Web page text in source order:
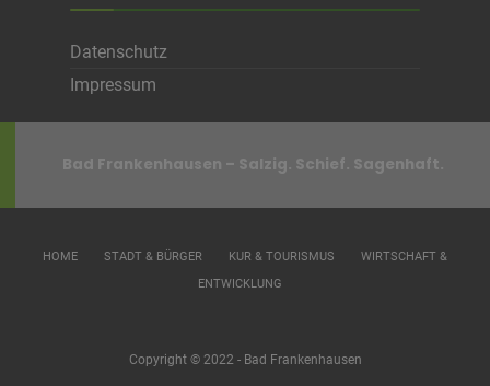
Datenschutz
Impressum
Bad Frankenhausen – Salzig. Schief. Sagenhaft.
HOME STADT & BÜRGER KUR & TOURISMUS
WIRTSCHAFT &
ENTWICKLUNG
Copyright © 2022 - Bad Frankenhausen